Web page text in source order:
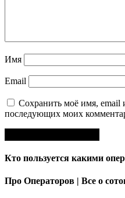
Имя
Email
Сохранить моё имя, email
последующих моих
Кто пользуется какими
Про Операторов | Все о